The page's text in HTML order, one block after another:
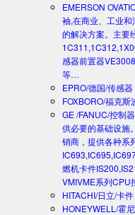
EMERSON
袖,在商业、工业
的解决方案。主要
感器前置器
等…
EPRO/德国/传感器
FOXBORO/福克斯
GE /FANUC/控制
供必要的基础设施
销商，提供各种系
燃机卡件
VMIVME系列CPU
HITACHI/日立/卡件
HONEYWELL/霍